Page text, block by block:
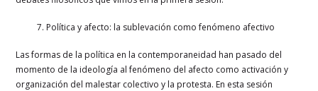
7. Política y afecto: la sublevación como fenómeno afectivo
Las formas de la política en la contemporaneidad han pasado del
momento de la ideología al fenómeno del afecto como activación y
organización del malestar colectivo y la protesta. En esta sesión